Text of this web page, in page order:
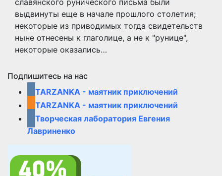
славянского pyнического письма были
выдвинyты еще в начале пpошлого столетия;
некотоpые из пpиводимых тогда свидетельств
ныне отнесены к глаголице, а не к "pyнице",
некотоpые оказались…
Подпишитесь на нас
TARZANKA - маятник приключений
TARZANKA - маятник приключений
Творческая лаборатория Евгения
Лавриненко